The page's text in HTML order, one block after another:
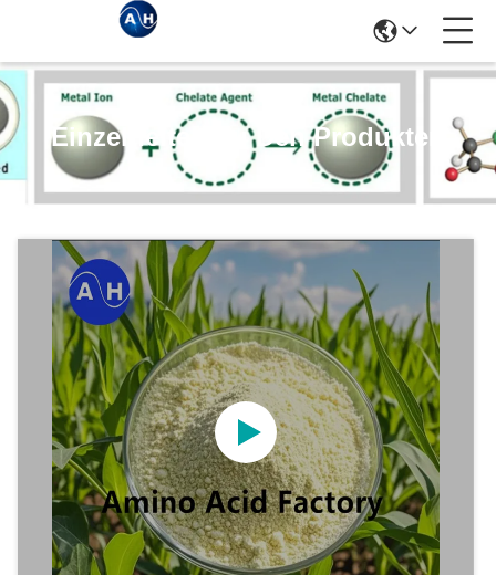
Einzelheiten Zu Den Produkten